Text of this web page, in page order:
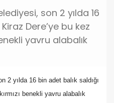
son 2 yılda 16
Dere’ye bu kez
yavru alabalık
2 yılda 16 bin adet balık saldığı
benekli yavru alabalık